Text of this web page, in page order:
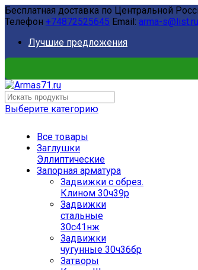
Бесплатная доставка по Центральной
Телефон +74872525645 Email: arma-s@list.ru
Лучшие предложения
Выберите категорию
Все товары
Заглушки
Эллиптические
Запорная арматура
Задвижки с обрез.
Клином 30ч39р
Задвижки
стальные
30с41нж
Задвижки
чугунные 30ч36бр
Затворы